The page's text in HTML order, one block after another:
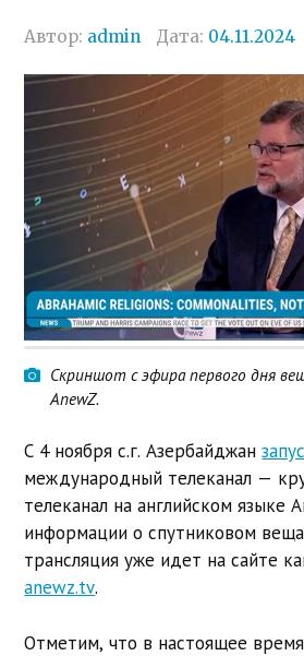
Автор: admin Дата: 04.11.2024
Скриншот с эфира первого дня
AnewZ.
С 4 ноября с.г. Азербайджан
международный телеканал —
телеканал на английском языке
информации о спутниковом
трансляция уже идет на сайте
anewz.tv.
Отметим, что в настоящее